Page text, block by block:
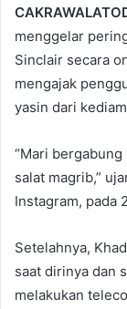
menggelar
Sinclair secara
mengajak
yasin dari
“Mari
salat magrib,”
Instagram, pada
Setelahnya,
saat dirinya dan
melakukan